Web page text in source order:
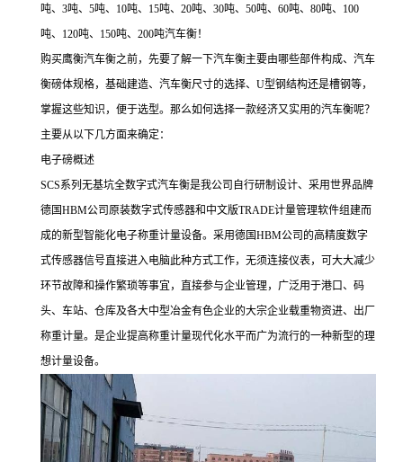
吨、3吨、5吨、10吨、15吨、20吨、30吨、50吨、60吨、80吨、100
吨、120吨、150吨、200吨汽车衡！
购买鹰衡汽车衡之前，先要了解一下汽车衡主要由哪些部件构成、汽车
衡磅体规格，基础建造、汽车衡尺寸的选择、U型钢结构还是槽钢等，
掌握这些知识，便于选型。那么如何选择一款经济又实用的汽车衡呢？
主要从以下几方面来确定：
电子磅概述
SCS系列无基坑全数字式汽车衡是我公司自行研制设计、采用世界品牌
德国HBM公司原装数字式传感器和中文版TRADE计量管理软件组建而
成的新型智能化电子称重计量设备。采用德国HBM公司的高精度数字
式传感器信号直接进入电脑此种方式工作，无须连接仪表，可大大减少
环节故障和操作繁琐等事宜，直接参与企业管理，广泛用于港口、码
头、车站、仓库及各大中型冶金有色企业的大宗企业载重物资进、出厂
称重计量。是企业提高称重计量现代化水平而广为流行的一种新型的理
想计量设备。